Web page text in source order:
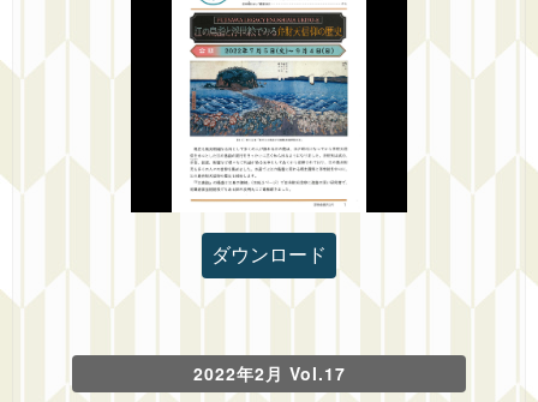
ダウンロード
2022年2月 Vol.17